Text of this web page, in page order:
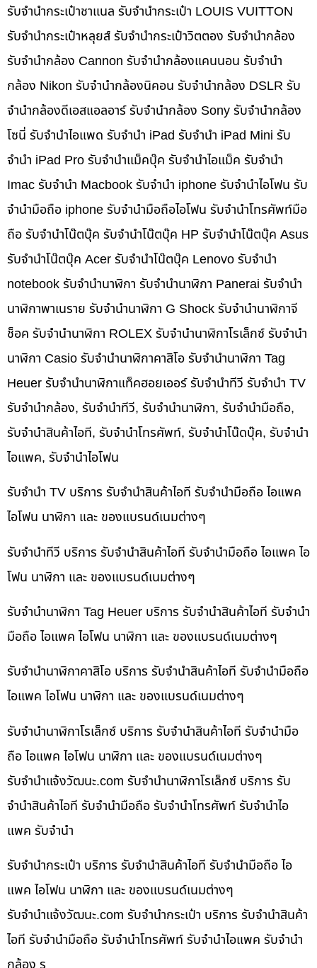
รับจำนำกระเป๋าชาแนล รับจำนำกระเป๋า LOUIS VUITTON
รับจำนำกระเป๋าหลุยส์ รับจำนำกระเป๋าวิตตอง รับจำนำกล้อง
รับจำนำกล้อง Cannon รับจำนำกล้องแคนนอน รับจำนำ
กล้อง Nikon รับจำนำกล้องนิคอน รับจำนำกล้อง DSLR รับ
จำนำกล้องดีเอสแอลอาร์ รับจำนำกล้อง Sony รับจำนำกล้อง
โซนี่ รับจำนำไอแพด รับจำนำ iPad รับจำนำ iPad Mini รับ
จำนำ iPad Pro รับจำนำแม็คบุ๊ค รับจำนำไอแม็ค รับจำนำ
Imac รับจำนำ Macbook รับจำนำ iphone รับจำนำไอโฟน รับ
จำนำมือถือ iphone รับจำนำมือถือไอโฟน รับจำนำโทรศัพท์มือ
ถือ รับจำนำโน๊ตบุ๊ค รับจำนำโน๊ตบุ๊ค HP รับจำนำโน๊ตบุ๊ค Asus
รับจำนำโน๊ตบุ๊ค Acer รับจำนำโน๊ตบุ๊ค Lenovo รับจำนำ
notebook รับจำนำนาฬิกา รับจำนำนาฬิกา Panerai รับจำนำ
นาฬิกาพาเนราย รับจำนำนาฬิกา G Shock รับจำนำนาฬิกาจี
ช็อค รับจำนำนาฬิกา ROLEX รับจำนำนาฬิกาโรเล็กซ์ รับจำนำ
นาฬิกา Casio รับจำนำนาฬิกาคาสิโอ รับจำนำนาฬิกา Tag
Heuer รับจำนำนาฬิกาแท็คฮอยเออร์ รับจำนำทีวี รับจำนำ TV
รับจำนำกล้อง, รับจำนำทีวี, รับจำนำนาฬิกา, รับจำนำมือถือ,
รับจำนำสินค้าไอที, รับจำนำโทรศัพท์, รับจำนำโน๊ดบุ๊ค, รับจำนำ
ไอแพค, รับจำนำไอโฟน
รับจำนำ TV บริการ รับจำนำสินค้าไอที รับจำนำมือถือ ไอแพค
ไอโฟน นาฬิกา และ ของแบรนด์เนมต่างๆ
รับจำนำทีวี บริการ รับจำนำสินค้าไอที รับจำนำมือถือ ไอแพค ไอ
โฟน นาฬิกา และ ของแบรนด์เนมต่างๆ
รับจำนำนาฬิกา Tag Heuer บริการ รับจำนำสินค้าไอที รับจำนำ
มือถือ ไอแพค ไอโฟน นาฬิกา และ ของแบรนด์เนมต่างๆ
รับจำนำนาฬิกาคาสิโอ บริการ รับจำนำสินค้าไอที รับจำนำมือถือ
ไอแพค ไอโฟน นาฬิกา และ ของแบรนด์เนมต่างๆ
รับจำนำนาฬิกาโรเล็กซ์ บริการ รับจำนำสินค้าไอที รับจำนำมือ
ถือ ไอแพค ไอโฟน นาฬิกา และ ของแบรนด์เนมต่างๆ
รับจํานําแจ้งวัฒนะ.com รับจำนำนาฬิกาโรเล็กซ์ บริการ รับ
จำนำสินค้าไอที รับจำนำมือถือ รับจำนำโทรศัพท์ รับจำนำไอ
แพค รับจำนำ
รับจำนำกระเป๋า บริการ รับจำนำสินค้าไอที รับจำนำมือถือ ไอ
แพค ไอโฟน นาฬิกา และ ของแบรนด์เนมต่างๆ
รับจํานําแจ้งวัฒนะ.com รับจำนำกระเป๋า บริการ รับจำนำสินค้า
ไอที รับจำนำมือถือ รับจำนำโทรศัพท์ รับจำนำไอแพค รับจำนำ